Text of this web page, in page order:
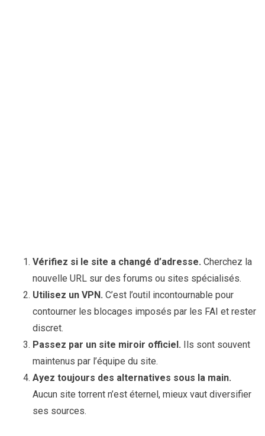
Vérifiez si le site a changé d’adresse. Cherchez la
nouvelle URL sur des forums ou sites spécialisés.
Utilisez un VPN. C’est l’outil incontournable pour
contourner les blocages imposés par les FAI et rester
discret.
Passez par un site miroir officiel. Ils sont souvent
maintenus par l’équipe du site.
Ayez toujours des alternatives sous la main.
Aucun site torrent n’est éternel, mieux vaut diversifier
ses sources.